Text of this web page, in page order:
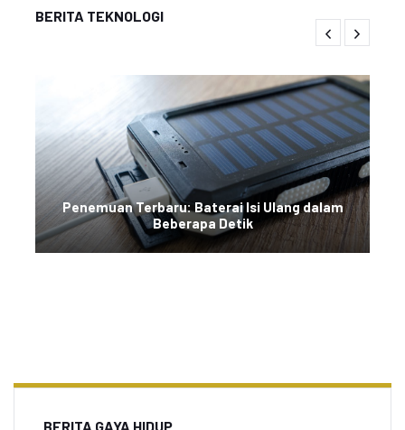
BERITA TEKNOLOGI
Penemuan Terbaru: Baterai Isi Ulang dalam
Beberapa Detik
BERITA GAYA HIDUP